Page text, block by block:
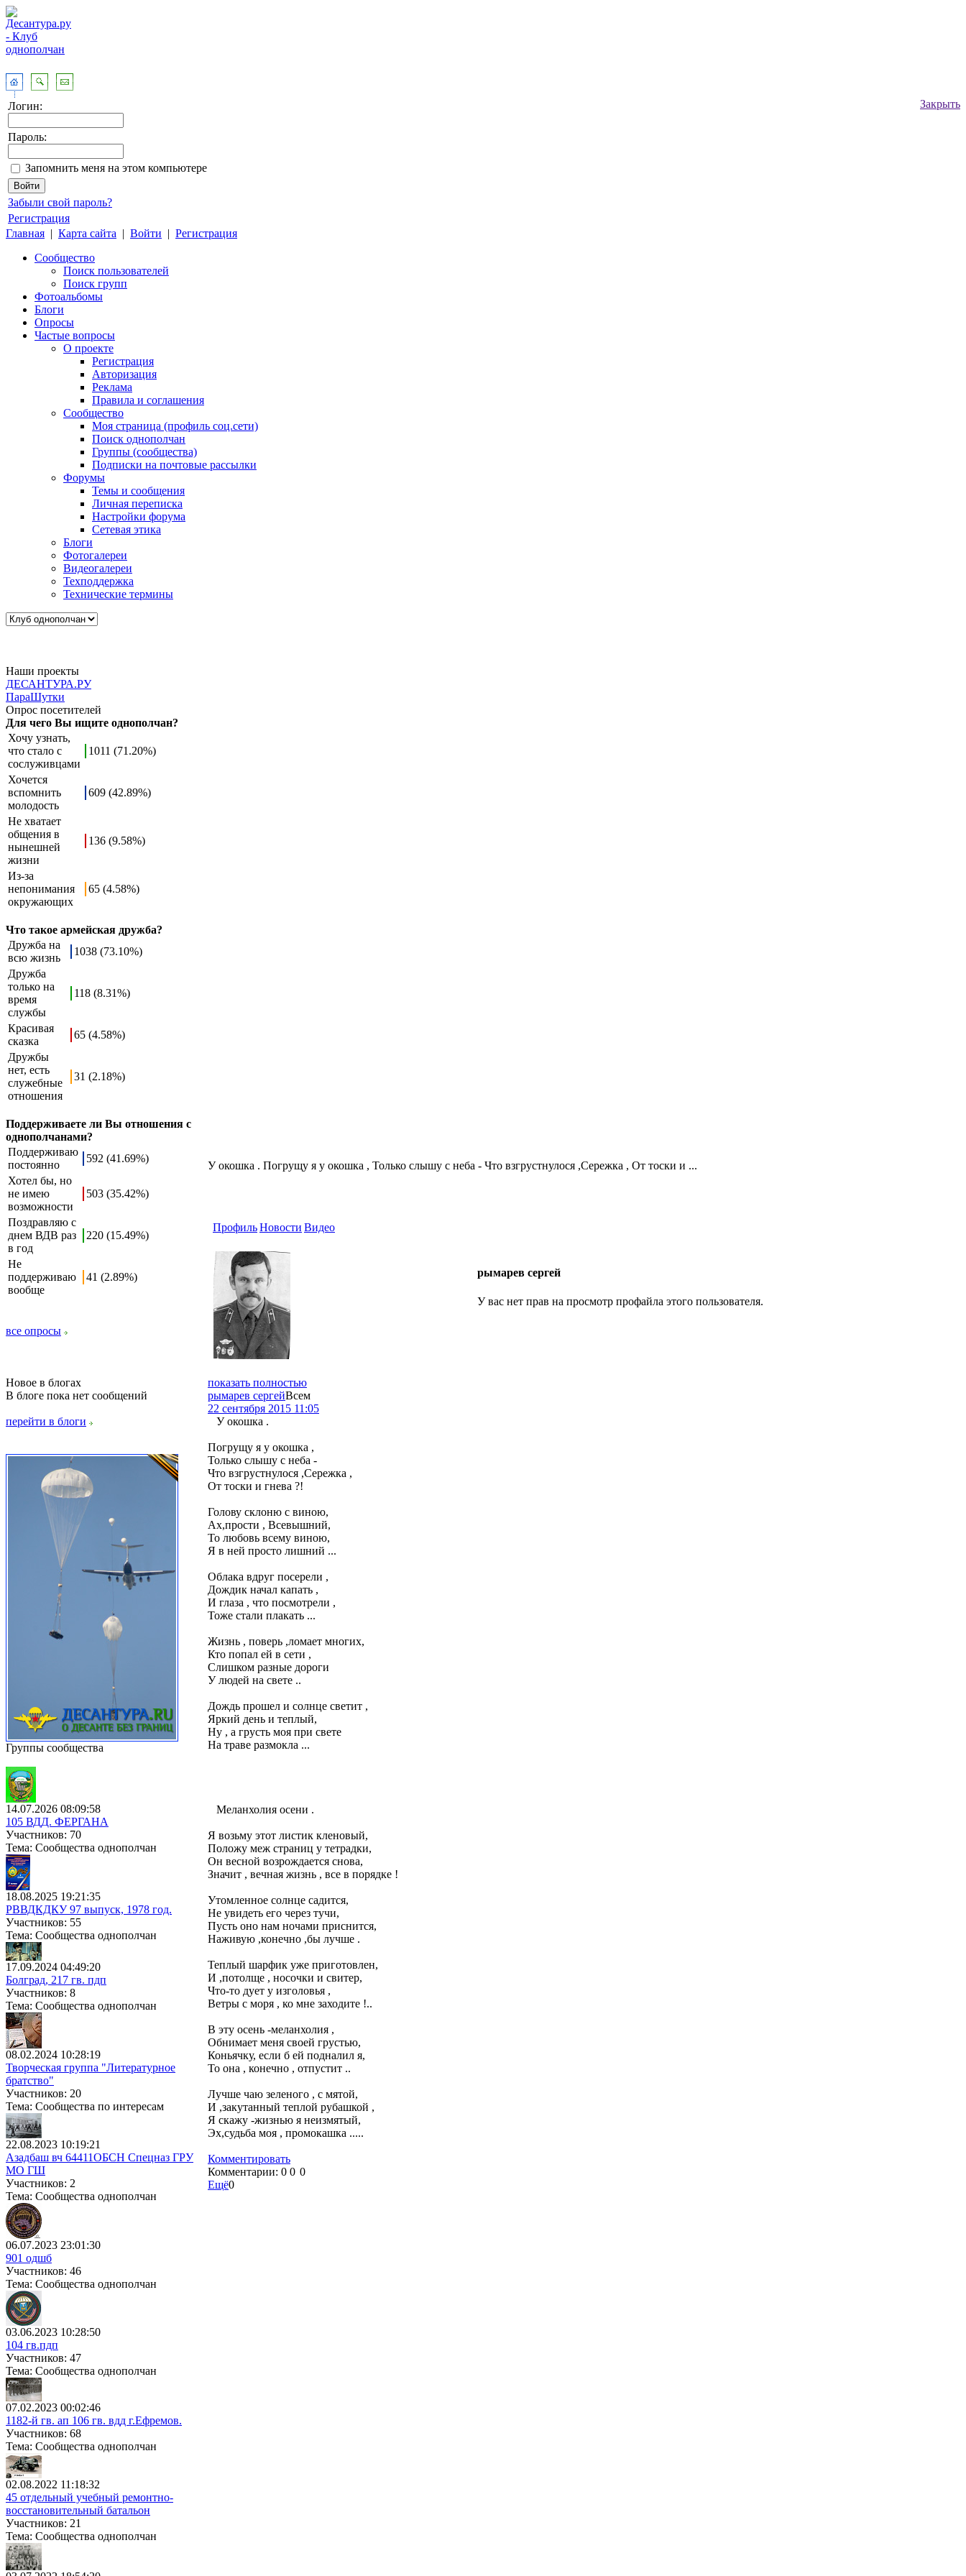
Закрыть
Логин:
Пароль:
Запомнить меня на этом компьютере
Забыли свой пароль?
Регистрация
Главная | Карта сайта | Войти | Регистрация
Сообщество
Поиск пользователей
Поиск групп
Фотоальбомы
Блоги
Опросы
Частые вопросы
О проекте
Регистрация
Авторизация
Реклама
Правила и соглашения
Сообщество
Моя страница (профиль соц.сети)
Поиск однополчан
Группы (сообщества)
Подписки на почтовые рассылки
Форумы
Темы и сообщения
Личная переписка
Настройки форума
Сетевая этика
Блоги
Фотогалереи
Видеогалереи
Техподдержка
Технические термины
Наши проекты
ДЕСАНТУРА.РУ
ПараШутки
Опрос посетителей
Для чего Вы ищите однополчан?
Хочу узнать,
что стало с
сослуживцами
1011 (71.20%)
Хочется
вспомнить
молодость
609 (42.89%)
Не хватает
общения в
нынешней
жизни
136 (9.58%)
Из-за
непонимания
окружающих
65 (4.58%)
Что такое армейская дружба?
Дружба на
всю жизнь
1038 (73.10%)
Дружба
только на
время
службы
118 (8.31%)
Красивая
сказка
65 (4.58%)
Дружбы
нет, есть
служебные
отношения
31 (2.18%)
Поддерживаете ли Вы отношения с
однополчанами?
Поддерживаю
постоянно
592 (41.69%)
Хотел бы, но
не имею
возможности
503 (35.42%)
Поздравляю с
днем ВДВ раз
в год
220 (15.49%)
Не
поддерживаю
вообще
41 (2.89%)
все опросы
Новое в блогах
В блоге пока нет сообщений
перейти в блоги
Группы сообщества
14.07.2026 08:09:58
105 ВДД. ФЕРГАНА
Участников: 70
Тема: Сообщества однополчан
18.08.2025 19:21:35
РВВДКДКУ 97 выпуск, 1978 год.
Участников: 55
Тема: Сообщества однополчан
17.09.2024 04:49:20
Болград, 217 гв. пдп
Участников: 8
Тема: Сообщества однополчан
08.02.2024 10:28:19
Творческая группа "Литературное
братство"
Участников: 20
Тема: Сообщества по интересам
22.08.2023 10:19:21
Азадбаш вч 64411ОБСН Спецназ ГРУ
МО ГШ
Участников: 2
Тема: Сообщества однополчан
06.07.2023 23:01:30
901 одшб
Участников: 46
Тема: Сообщества однополчан
03.06.2023 10:28:50
104 гв.пдп
Участников: 47
Тема: Сообщества однополчан
07.02.2023 00:02:46
1182-й гв. ап 106 гв. вдд г.Ефремов.
Участников: 68
Тема: Сообщества однополчан
02.08.2022 11:18:32
45 отдельный учебный ремонтно-
восстановительный батальон
Участников: 21
Тема: Сообщества однополчан
У окошка . Погрущу я у окошка , Только слышу с неба - Что взгрустнулося ,Сережка , От тоски и ...
ПрофильНовости Видео
рымарев сергей
У вас нет прав на просмотр профайла этого пользователя.
показать полностью
рымарев сергейВсем
22 сентября 2015 11:05
У окошка .
Погрущу я у окошка ,
Только слышу с неба -
Что взгрустнулося ,Сережка ,
От тоски и гнева ?!
Голову склоню с виною,
Ах,прости , Всевышний,
То любовь всему виною,
Я в ней просто лишний ...
Облака вдруг посерели ,
Дождик начал капать ,
И глаза , что посмотрели ,
Тоже стали плакать ...
Жизнь , поверь ,ломает многих,
Кто попал ей в сети ,
Слишком разные дороги
У людей на свете ..
Дождь прошел и солнце светит ,
Яркий день и теплый,
Ну , а грусть моя при свете
На траве размокла ...
Меланхолия осени .
Я возьму этот листик кленовый,
Положу меж страниц у тетрадки,
Он весной возрождается снова,
Значит , вечная жизнь , все в порядке !
Утомленное солнце садится,
Не увидеть его через тучи,
Пусть оно нам ночами приснится,
Наживую ,конечно ,бы лучше .
Теплый шарфик уже приготовлен,
И ,потолще , носочки и свитер,
Что-то дует у изголовья ,
Ветры с моря , ко мне заходите !..
В эту осень -меланхолия ,
Обнимает меня своей грустью,
Коньячку, если б ей подналил я,
То она , конечно , отпустит ..
Лучше чаю зеленого , с мятой,
И ,закутанный теплой рубашкой ,
Я скажу -жизнью я неизмятый,
Эх,судьба моя , промокашка .....
Комментировать
Комментарии: 0 0 0
Ещё0